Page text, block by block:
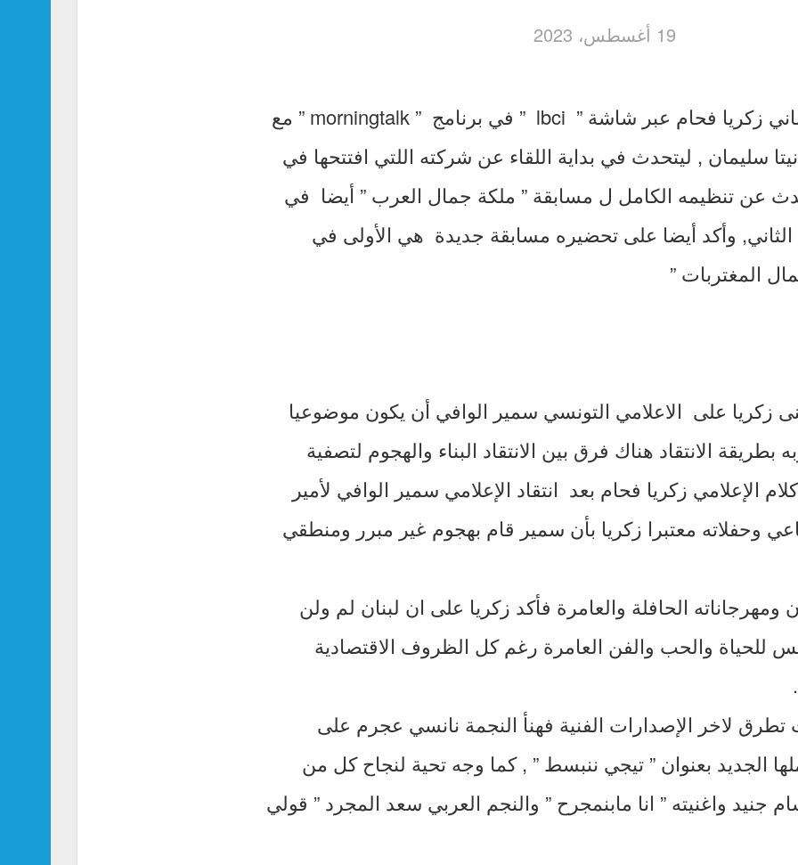
19 أغسطس، 2023
أطل الاعلامي اللبناني زكريا فحام عبر شاشة ” lbci ” في برنامج ” morningtalk ” مع
أنيتا سليمان , ليتحدث في بداية اللقاء عن شركته اللتي افتتحها في
عن تنظيمه الكامل ل مسابقة ” ملكة جمال العرب ” أيضا في
وأكد أيضا على تحضيره مسابقة جديدة هي الأولى في
المغتربات ”
زكريا على الاعلامي التونسي سمير الوافي أن يكون موضوعيا
الانتقاد هناك فرق بين الانتقاد البناء والهجوم لتصفية
الإعلامي زكريا فحام بعد انتقاد الإعلامي سمير الوافي لأمير
وحفلاته معتبرا زكريا بأن سمير قام بهجوم غير مبرر ومنطقي
ومهرجاناته الحافلة والعامرة فأكد زكريا على ان لبنان لم ولن
للحياة والحب والفن العامرة رغم كل الظروف الاقتصادية
لاخر الإصدارات الفنية فهنأ النجمة نانسي عجرم على
الجديد بعنوان ” تيجي ننبسط ” , كما وجه تحية لنجاح كل من
جنيد واغنيته ” انا مابنمجرح ” والنجم العربي سعد المجرد ” قولي